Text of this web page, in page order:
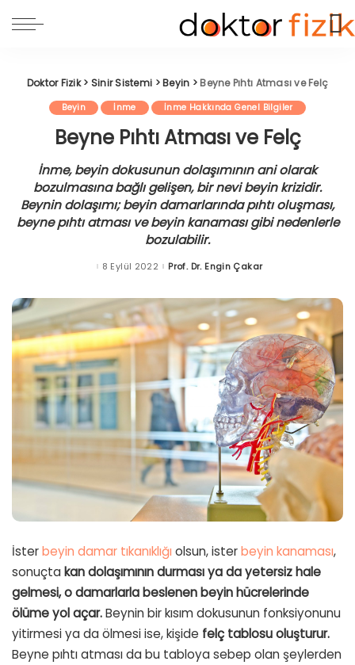
Doktor Fizik> Sinir Sistemi >Beyin > Beyne Pıhtı Atması ve Felç
Beyin İnme İnme Hakkında Genel Bilgiler
Beyne Pıhtı Atması ve Felç
İnme, beyin dokusunun dolaşımının ani olarak
bozulmasına bağlı gelişen, bir nevi beyin krizidir.
Beynin dolaşımı; beyin damarlarında pıhtı oluşması,
beyne pıhtı atması ve beyin kanaması gibi nedenlerle
bozulabilir.
8 Eylül 2022 Posted
Prof. Dr. Engin Çakar
İsterbeyin damar tıkanıklığı olsun, isterbeyin kanaması,
sonuçta kan dolaşımının durması ya da yetersiz hale
gelmesi, o damarlarla beslenen beyin hücrelerinde
ölüme yol açar.Beynin bir kısım dokusunun fonksiyonunu
yitirmesi ya da ölmesi ise, kişide felç tablosu oluşturur.
Beyne pıhtı atması da bu tabloya sebep olan şeylerden